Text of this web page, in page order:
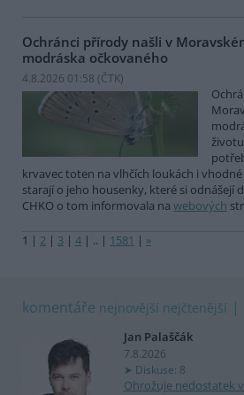
Ochránci přírody našli v
modráska očkovaného
4.8.2026 01:58 (ČTK)
krvavec toten na vlhčích loukách i
starají o jeho housenky, které si odnášejí
CHKO o tom informovala na webových
1 | 2 | 3 | 4 | .. | 1581 | »
komentáře nejnovější nejčtenější
Jan Palaščák
7.8.2026
Diskuse: 8
Ohrožuje nedostatek